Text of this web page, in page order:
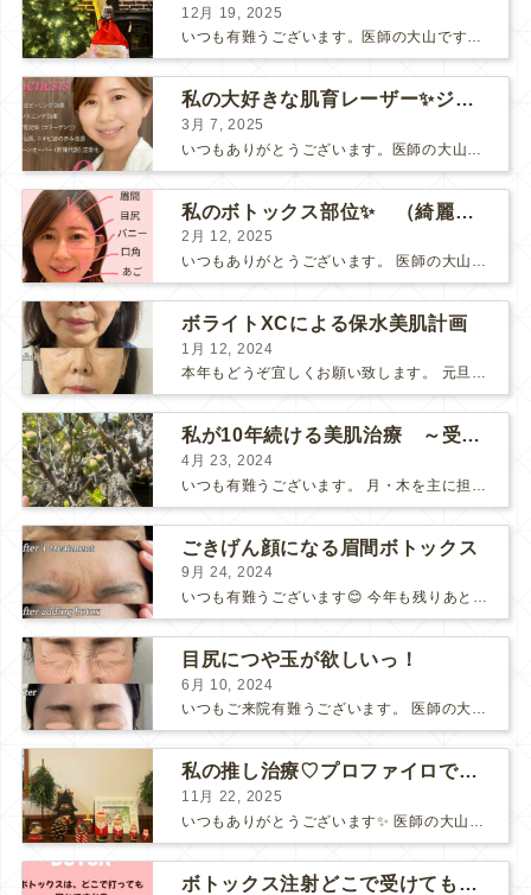
12月 19, 2025
いつも有難うございます。医師の大山です。 来週は、クリスマスですね🤶 小6の息子は、いよいよ【サンタクロース】の存在を怪しんでいる様ですが、、、。 そんなことは、関係ありませんっ（笑） まだま...
私の大好きな肌育レーザー✨ジェネシス 〜3月キャンペーン〜
3月 7, 2025
私のボトックス部位✨ （綺麗になれる最適部位を選びましょう！）
2月 12, 2025
いつもありがとうございます。 医師の大山です。 今週はバレンタインですね🥰 義理チョコも本命チョコも一生懸命選んでいた、10年以上前が懐かしいです… 私のボトックス部位 先日、私は『ボト...
ボライトXCによる保水美肌計画
1月 12, 2024
本年もどうぞ宜しくお願い致します。 元旦からの能登半島地震があり今一度、何が1番大切なのかを考えさせられる始まりでした。 生きている事や健康でいる事がまずは1番である事。 それを軸におきつつ...
私が10年続ける美肌治療 ～受けてみないと分からない『優コスパ』治療～
4月 23, 2024
ごきげん顔になる眉間ボトックス
9月 24, 2024
いつも有難うございます😊 今年も残りあと3ヶ月半に突入しました。 秋冬は人に会う機会が多くなります。 より素敵な自分でいられる様に、少し前から計画したいものです💕 眉間ボトックス ...
目尻につや玉が欲しいっ！
6月 10, 2024
いつもご来院有難うございます。 医師の大山です😊 こちらは担当させて頂いた 「目尻BOTOX」の40代の患者さまの経過のお写真⇩ もともと静止ジワはあまり深くない方です...
私の推し治療♡プロファイロで目の下もふんわり明るく
11月 22, 2025
いつもありがとうございます✨ 医師の大山です。 11月も後半になりましたね。 自宅で、少しだけクリスマスの飾り付けをしてみました😊 ですが、 普段の我が家は、息子とガチャで集...
ボトックス注射どこで受けても一緒ですか？ 【施術者目線のクリニック選びのポイント】